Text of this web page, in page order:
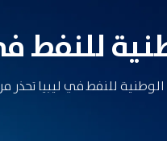
للنفط
للنفط في ليبيا تحذر